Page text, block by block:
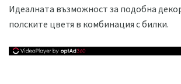
Идеалната възможност за подобна
полските цветя в комбинация с билки.